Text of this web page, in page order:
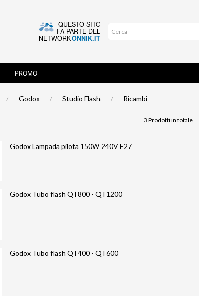
PROMO
Godox Studio Flash Ricambi
3 Prodotti in totale
Godox Lampada pilota 150W 240V E27
Godox Tubo flash QT800 - QT1200
Godox Tubo flash QT400 - QT600